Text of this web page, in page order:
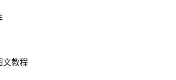
跨界计算机视觉！DETR：目标检
文教程